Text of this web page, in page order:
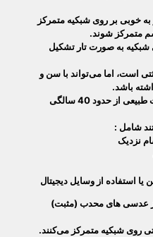
خوبی بر روی شبکیه متمرکز
متمرکز شوند.
شبکیه به صورت تار تشکیل
است، اما می‌تواند با سن و
باشد.
به‌ اختلال دوربینی که معمولا به‌صورت طبیعی از حدود 40 سالگی
شامل :
از عدسی های محدب (مثبت)
روی شبکیه متمرکز می‌کنند.